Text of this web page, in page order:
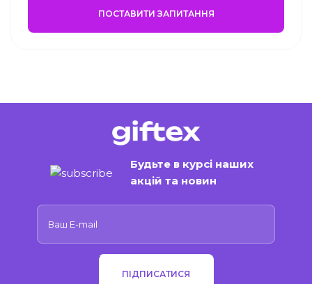
ПОСТАВИТИ ЗАПИТАННЯ
Будьте в курсі наших
акцій та новин
ПІДПИСАТИСЯ